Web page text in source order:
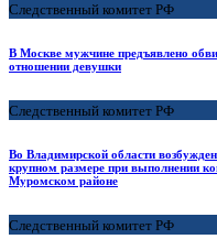
Следственный комитет РФ
В Москве мужчине предъявлено
отношении девушки
Следственный комитет РФ
Во Владимирской области
крупном размере при выполнении
Муромском районе
Следственный комитет РФ